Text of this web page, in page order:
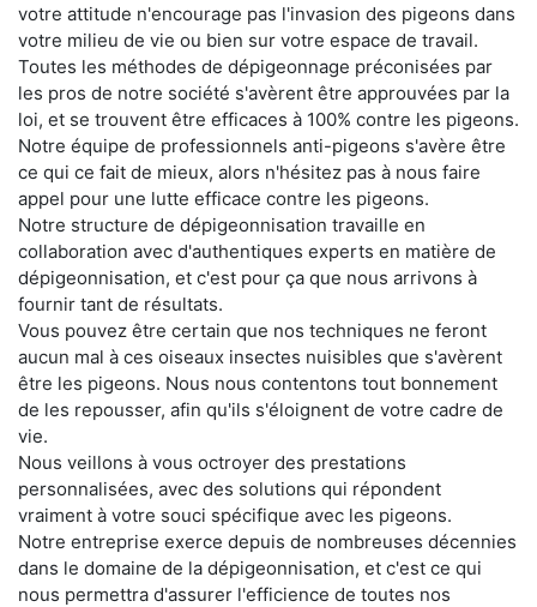
votre attitude n'encourage pas l'invasion des pigeons dans
votre milieu de vie ou bien sur votre espace de travail.
Toutes les méthodes de dépigeonnage préconisées par
les pros de notre société s'avèrent être approuvées par la
loi, et se trouvent être efficaces à 100% contre les pigeons.
Notre équipe de professionnels anti-pigeons s'avère être
ce qui ce fait de mieux, alors n'hésitez pas à nous faire
appel pour une lutte efficace contre les pigeons.
Notre structure de dépigeonnisation travaille en
collaboration avec d'authentiques experts en matière de
dépigeonnisation, et c'est pour ça que nous arrivons à
fournir tant de résultats.
Vous pouvez être certain que nos techniques ne feront
aucun mal à ces oiseaux insectes nuisibles que s'avèrent
être les pigeons. Nous nous contentons tout bonnement
de les repousser, afin qu'ils s'éloignent de votre cadre de
vie.
Nous veillons à vous octroyer des prestations
personnalisées, avec des solutions qui répondent
vraiment à votre souci spécifique avec les pigeons.
Notre entreprise exerce depuis de nombreuses décennies
dans le domaine de la dépigeonnisation, et c'est ce qui
nous permettra d'assurer l'efficience de toutes nos